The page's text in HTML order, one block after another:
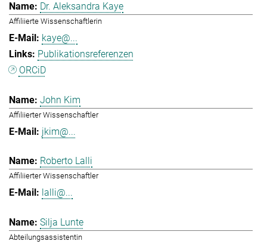
Dr. Aleksandra Kaye
Affiliierte Wissenschaftlerin
kaye@...
Publikationsreferenzen
ORCiD
John Kim
Affiliierter Wissenschaftler
jkim@...
Roberto Lalli
Affiliierter Wissenschaftler
lalli@...
Silja Lunte
Abteilungsassistentin